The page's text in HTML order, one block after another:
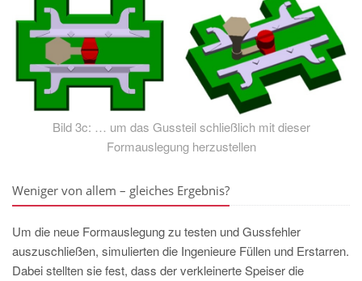
Bild 3c: … um das Gussteil schließlich mit dieser
Formauslegung herzustellen
Weniger von allem – gleiches Ergebnis?
Um die neue Formauslegung zu testen und Gussfehler
auszuschließen, simulierten die Ingenieure Füllen und Erstarren.
Dabei stellten sie fest, dass der verkleinerte Speiser die